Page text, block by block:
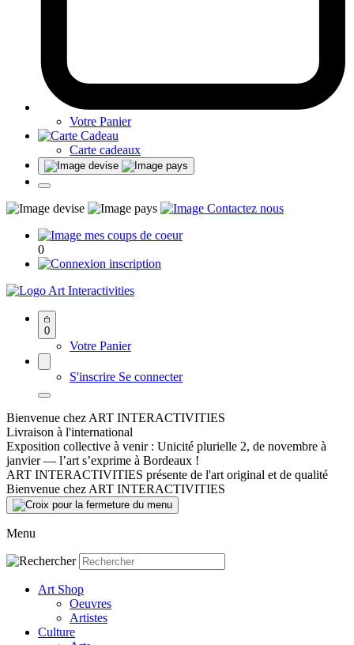
Votre Panier
Carte cadeaux
0
Art Interactivities
0
Votre Panier
S'inscrire Se connecter
Bienvenue chez ART INTERACTIVITIES
Livraison à l'international
Exposition collective à venir : Unicité plurielle 2, de novembre à
janvier — l’art s’exprime à Bordeaux !
ART INTERACTIVITIES présente de l'art original et de qualité
Bienvenue chez ART INTERACTIVITIES
Menu
Art Shop
Oeuvres
Artistes
Culture